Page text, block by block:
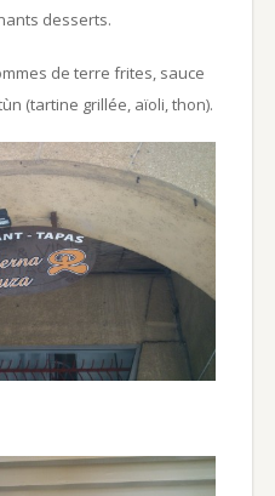
desserts.
de terre frites, sauce
(tartine grillée, aïoli, thon).